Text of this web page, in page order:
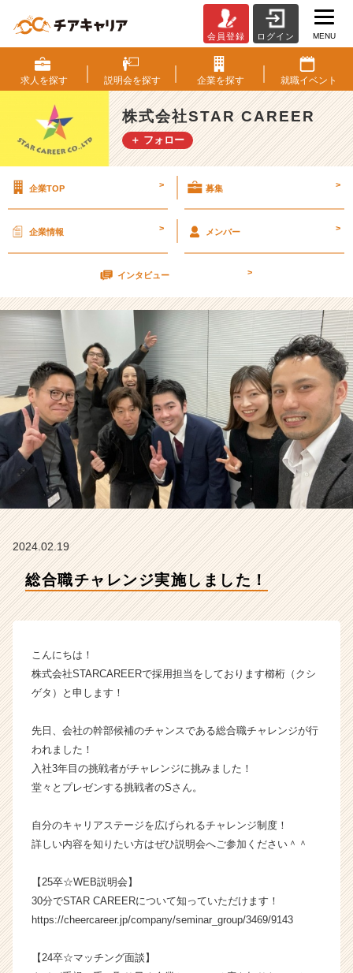
合
職
チ
ャ
レ
ン
し
た！
【株
会
社
S
T
A
R
C
A
R
E
R
の
イ
|
チ
長
業
か
ス
カ
が
届
く
活
サ
会員登録 ログイン MENU
求人を探す 説明会を探す 企業を探す 就職イベント
株式会社STAR CAREER
＋ フォロー
企業TOP > 募集 >
企業情報 > メンバー >
インタビュー >
2024.02.19
総合職チャレンジ実施しました！
こんにちは！
株式会社STARCAREERで採用担当をしております櫛桁（クシ
ゲタ）と申します！
先日、会社の幹部候補のチャンスである総合職チャレンジが行
われました！
入社3年目の挑戦者がチャレンジに挑みました！
堂々とプレゼンする挑戦者のSさん。
自分のキャリアステージを広げられるチャレンジ制度！
詳しい内容を知りたい方はぜひ説明会へご参加ください＾＾
【25卒☆WEB説明会】
30分でSTAR CAREERについて知っていただけます！
https://cheercareer.jp/company/seminar_group/3469/9143
【24卒☆マッチング面談】